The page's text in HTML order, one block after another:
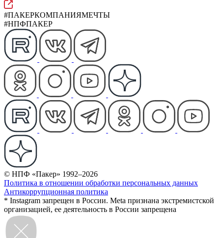
#ПАКЕРКОМПАНИЯМЕЧТЫ
#НПФПАКЕР
© НПФ «Пакер» 1992–2026
Политика в отношении обработки персональных данных
Антикоррупционная политика
* Instagram запрещен в России. Meta признана экстремистской
организацией, ее деятельность в России запрещена